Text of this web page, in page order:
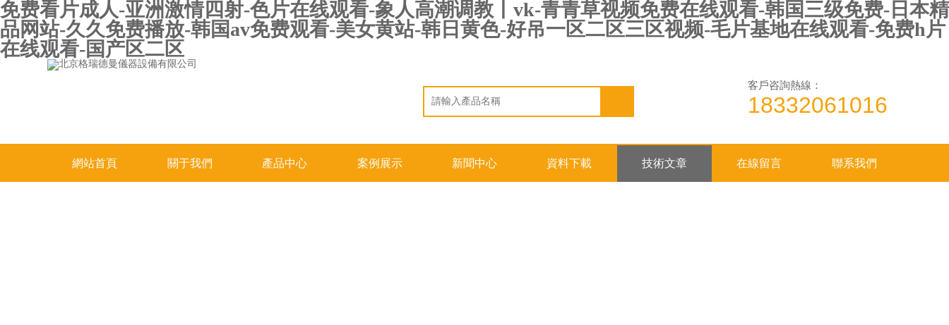
免费看片成人-亚洲激情四射-色片在线观看-象人高潮调教丨vk-青青草视频免费在线观看-韩国三级免费-日本精
品网站-久久免费播放-韩国av免费观看-美女黄站-韩日黄色-好吊一区二区三区视频-毛片基地在线观看-免费h片
在线观看-国产区二区
客戶咨詢熱線：
18332061016
網站首頁 關于我們 產品中心 案例展示 新聞中心 資料下載 技術文章 在線留言 聯系我們